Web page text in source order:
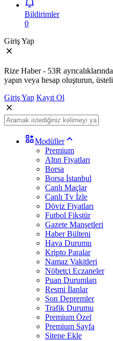
Bildirimler
0
Giriş Yap
Rize Haber - 53R
yapın veya hesap oluşturun,
Giriş Yap Kayıt Ol
Modüller
Premium
Altın Fiyatları
Borsa
Borsa İstanbul
Canlı Maçlar
Canlı Tv İzle
Döviz Fiyatları
Futbol Fikstür
Gazete Manşetleri
Haber Bülteni
Hava Durumu
Kripto Paralar
Namaz Vakitleri
Nöbetçi Eczaneler
Puan Durumları
Resmi İlanlar
Son Depremler
Trafik Durumu
Premium Özel
Premium Sayfa
Sitene Ekle